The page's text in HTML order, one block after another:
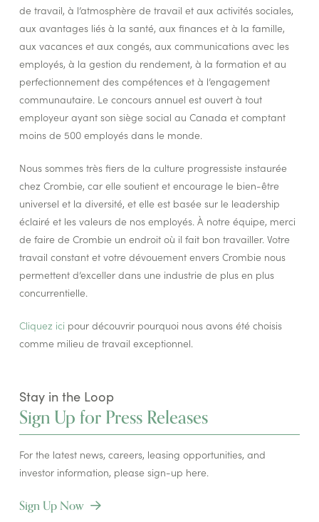
de travail, à l’atmosphère de travail et aux activités sociales,
aux avantages liés à la santé, aux finances et à la famille,
aux vacances et aux congés, aux communications avec les
employés, à la gestion du rendement, à la formation et au
perfectionnement des compétences et à l’engagement
communautaire. Le concours annuel est ouvert à tout
employeur ayant son siège social au Canada et comptant
moins de 500 employés dans le monde.
Nous sommes très fiers de la culture progressiste instaurée
chez Crombie, car elle soutient et encourage le bien-être
universel et la diversité, et elle est basée sur le leadership
éclairé et les valeurs de nos employés. À notre équipe, merci
de faire de Crombie un endroit où il fait bon travailler. Votre
travail constant et votre dévouement envers Crombie nous
permettent d’exceller dans une industrie de plus en plus
concurrentielle.
Cliquez ici pour découvrir pourquoi nous avons été choisis
comme milieu de travail exceptionnel.
Stay in the Loop
Sign Up for Press Releases
For the latest news, careers, leasing opportunities, and
investor information, please sign-up here.
Sign Up Now